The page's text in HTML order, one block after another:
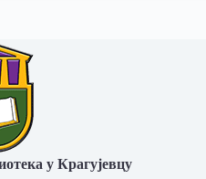
у Крагујевцу